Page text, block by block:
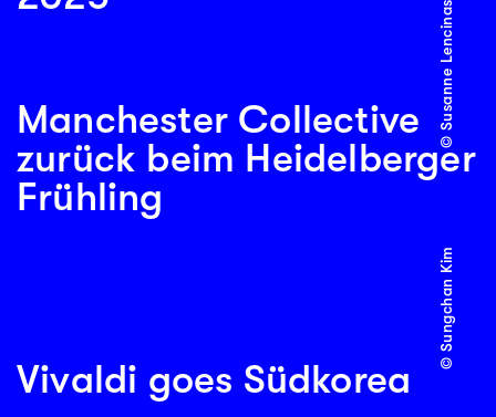
Manchester Collective
zurück beim Heidelberger
Frühling
© Susanne Lencinas
Vivaldi goes Südkorea
© Sungchan Kim